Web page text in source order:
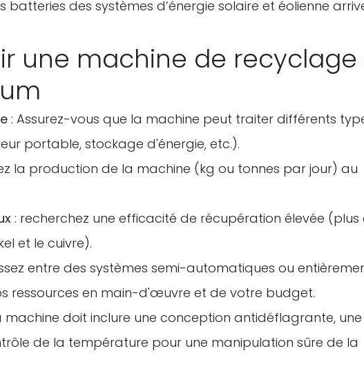
batteries des systèmes d’énergie solaire et éolienne
une machine de recyclage
: Assurez-vous que la machine peut traiter différents
portable, stockage d'énergie, etc.).
la production de la machine (kg ou tonnes par jour) au
: recherchez une efficacité de récupération élevée (plus
et le cuivre).
entre des systèmes semi-automatiques ou
ressources en main-d'œuvre et de votre budget.
machine doit inclure une conception antidéflagrante, une
de la température pour une manipulation sûre de la